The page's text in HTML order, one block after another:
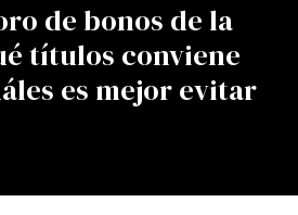
de bonos de la
títulos conviene
es mejor evitar